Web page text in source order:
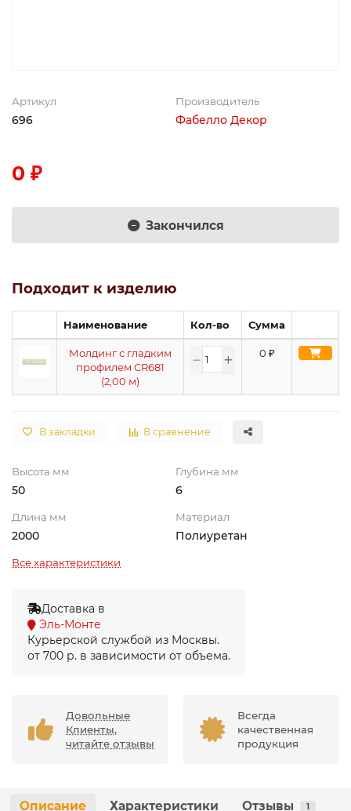
Артикул
696
Производитель
Фабелло Декор
0 ₽
Закончился
Подходит к изделию
Наименование Кол-во Сумма
Молдинг с гладким
профилем CR681
(2,00 м)
0 ₽
В закладки В сравнение
Высота мм
50
Глубина мм
6
Длина мм
2000
Материал
Полиуретан
Все характеристики
Доставка в
Эль-Монте
Курьерской службой из Москвы.
от 700 р. в зависимости от объема.
Довольные
Клиенты,
читайте отзывы
Всегда
качественная
продукция
Описание Характеристики Отзывы 1